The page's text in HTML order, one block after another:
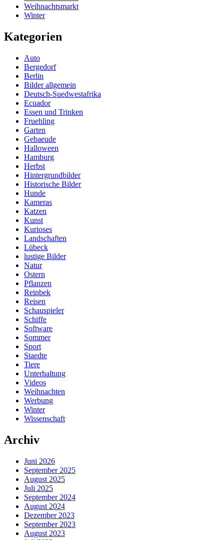
Weihnachtsmarkt
Winter
Kategorien
Auto
Bergedorf
Berlin
Bilder allgemein
Deutsch-Suedwestafrika
Ecuador
Essen und Trinken
Fruehling
Garten
Gebaeude
Halloween
Hamburg
Herbst
Hintergrundbilder
Historische Bilder
Hunde
Kameras
Katzen
Kunst
Kurioses
Landschaften
Lübeck
lustige Bilder
Natur
Ostern
Pflanzen
Reinbek
Reisen
Schauspieler
Schiffe
Software
Sommer
Sport
Staedte
Tiere
Unterhaltung
Videos
Weihnachten
Werbung
Winter
Wissenschaft
Archiv
Juni 2026
September 2025
August 2025
Juli 2025
September 2024
August 2024
Dezember 2023
September 2023
August 2023